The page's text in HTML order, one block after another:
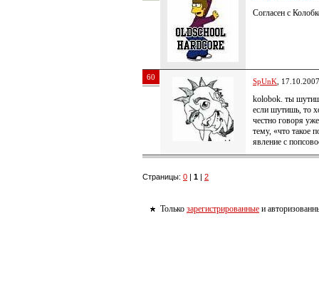
Согласен с
60 SpUnK ,
kolobok. ты
если шутишь, то
честно говоря
тему, «что такое
явление с
Страницы: 0 | 1 | 2
Только зарегистрированные и